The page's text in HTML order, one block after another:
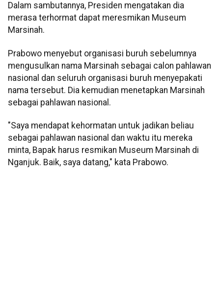
Dalam sambutannya, Presiden mengatakan dia
merasa terhormat dapat meresmikan Museum
Marsinah.
Prabowo menyebut organisasi buruh sebelumnya
mengusulkan nama Marsinah sebagai calon pahlawan
nasional dan seluruh organisasi buruh menyepakati
nama tersebut. Dia kemudian menetapkan Marsinah
sebagai pahlawan nasional.
"Saya mendapat kehormatan untuk jadikan beliau
sebagai pahlawan nasional dan waktu itu mereka
minta, Bapak harus resmikan Museum Marsinah di
Nganjuk. Baik, saya datang," kata Prabowo.